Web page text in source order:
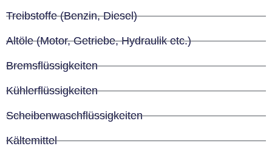
Treibstoffe (Benzin, Diesel)
Altöle (Motor, Getriebe, Hydraulik etc.)
Bremsflüssigkeiten
Kühlerflüssigkeiten
Scheibenwaschflüssigkeiten
Kältemittel